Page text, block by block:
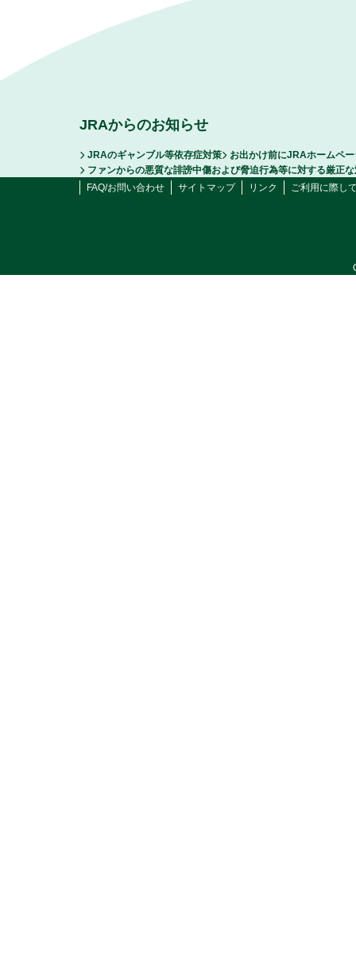
JRAからのお知らせ
JRAのギャンブル等依存症対策
お出かけ前にJRAホームペ
ファンからの悪質な誹謗中傷および脅迫行為等に対する厳正
FAQ/お問い合わせ
サイトマップ リンク ご利用に際し